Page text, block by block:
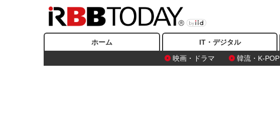
ホーム IT・デジタル
映画・ドラマ
韓流・K-POP